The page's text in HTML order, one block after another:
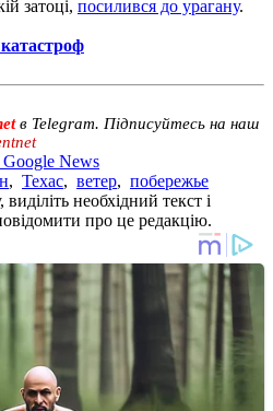
затоці, посилився до урагану.
катастроф
в Telegram. Підписуйтесь на наш
News
, Техас, ветер, побережье
необхідний текст і
про це редакцію.